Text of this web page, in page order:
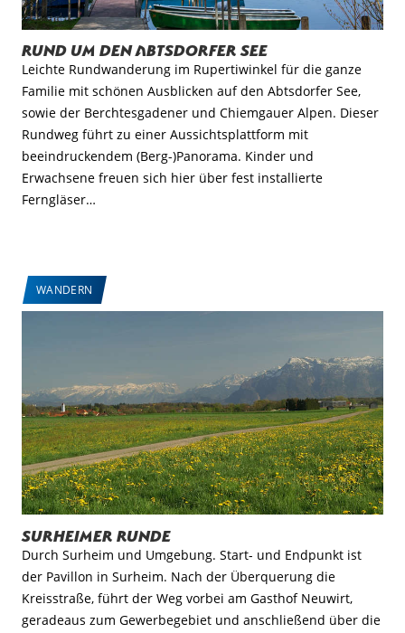
Rund um den Abtsdorfer See
Leichte Rundwanderung im Rupertiwinkel für die ganze
Familie mit schönen Ausblicken auf den Abtsdorfer See,
sowie der Berchtesgadener und Chiemgauer Alpen. Dieser
Rundweg führt zu einer Aussichtsplattform mit
beeindruckendem (Berg-)Panorama. Kinder und
Erwachsene freuen sich hier über fest installierte
Ferngläser…
WANDERN
Surheimer Runde
Durch Surheim und Umgebung. Start- und Endpunkt ist
der Pavillon in Surheim. Nach der Überquerung die
Kreisstraße, führt der Weg vorbei am Gasthof Neuwirt,
geradeaus zum Gewerbegebiet und anschließend über die